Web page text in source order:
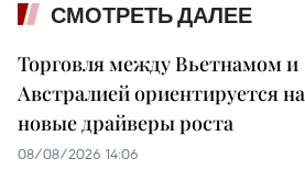
СМОТРЕТЬ ДАЛЕЕ
Торговля между Вьетнамом и
Австралией ориентируется на
новые драйверы роста
08/08/2026 14:06